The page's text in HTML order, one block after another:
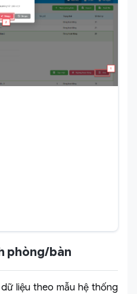
phòng/bàn
liệu theo mẫu hệ thống